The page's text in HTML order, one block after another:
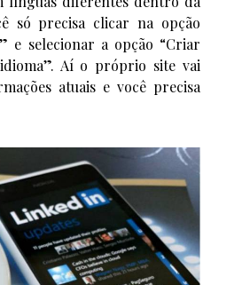
só precisa clicar na opção
e selecionar a opção “Criar
Aí o próprio site vai
atuais e você precisa